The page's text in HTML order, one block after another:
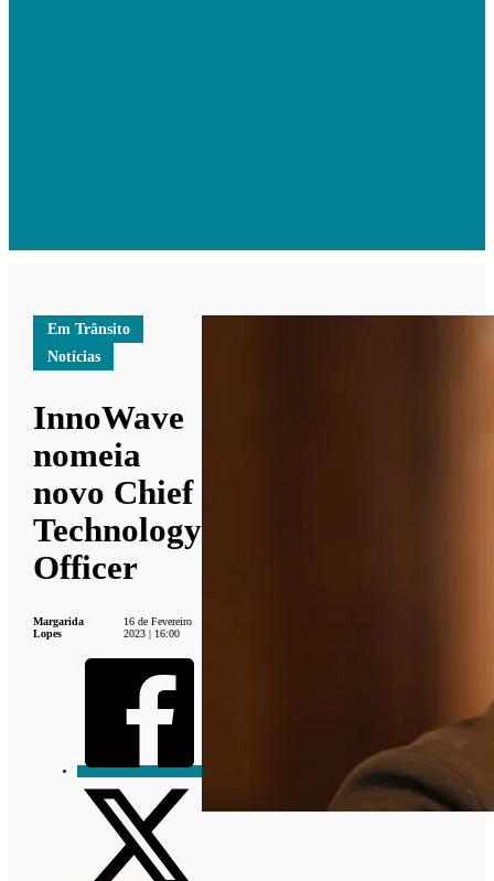
Em Trânsito
Notícias
InnoWave
nomeia
novo Chief
Technology
Officer
Margarida
Lopes
16 de Fevereiro
2023 | 16:00